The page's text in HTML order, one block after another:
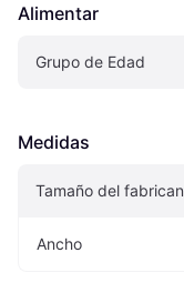
Alimentar
Grupo de Edad
Medidas
Tamaño del
Ancho